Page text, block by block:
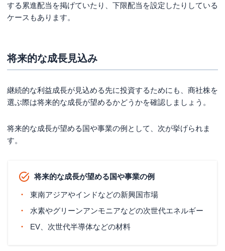
する累進配当を掲げていたり、下限配当を設定したりしている
ケースもあります。
将来的な成長見込み
継続的な利益成長が見込める先に投資するためにも、商社株を
選ぶ際は将来的な成長が望めるかどうかを確認しましょう。
将来的な成長が望める国や事業の例として、次が挙げられま
す。
将来的な成長が望める国や事業の例
東南アジアやインドなどの新興国市場
水素やグリーンアンモニアなどの次世代エネルギー
EV、次世代半導体などの材料